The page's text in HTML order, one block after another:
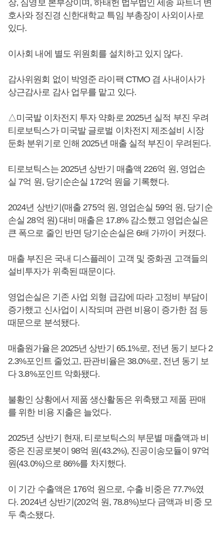
장, 심영보 본부장이며, 하태헌 법무법인 세종 파트너 변
호사와 정진경 신한대학교 특임 부총장이 사외이사로
있다.
이사회 내에 별도 위원회를 설치하고 있지 않다.
감사위원회 없이 박영준 라이팩 CTMO 겸 사내이사가
상근감사로 감사 업무를 맡고 있다.
△미국발 이차전지 투자 약화로 2025년 실적 부진 우려
티로보틱스가 미국발 글로벌 이차전지 제조설비 시장
둔화 분위기로 인해 2025년 매출 실적 부진이 우려된다.
티로보틱스는 2025년 상반기 매출액 226억 원, 영업손
실 7억 원, 당기순손실 172억 원을 기록했다.
2024년 상반기(매출 275억 원, 영업손실 59억 원, 당기순
손실 28억 원) 대비 매출은 17.8% 감소했고 영업손실은
큰 폭으로 줄인 반면 당기순손실은 6배 가까이 커졌다.
매출 부진은 국내 디스플레이 고객 및 중화권 고객들의
설비투자가 위축된 때문이다.
영업손실은 기존 사업 외형 급감에 따라 고정비 부담이
증가했고 신사업이 시작되며 관련 비용이 증가한 점 등
때문으로 분석됐다.
매출원가율은 2025년 상반기 65.1%로, 전년 동기 보다 2
2.3%포인트 줄었고, 판관비율은 38.0%로, 전년 동기 보
다 3.8%포인트 악화됐다.
불황인 상황에서 제품 생산활동은 위축됐고 제품 판매
를 위한 비용 지출은 늘었다.
2025년 상반기 현재, 티로보틱스의 부문별 매출액과 비
중은 진공로봇이 98억 원(43.2%), 진공이송모듈이 97억
원(43.0%)으로 86%를 차지했다.
이 기간 수출액은 176억 원으로, 수출 비중은 77.7%였
다. 2024년 상반기(202억 원, 78.8%)보다 금액과 비중 모
두 축소됐다.